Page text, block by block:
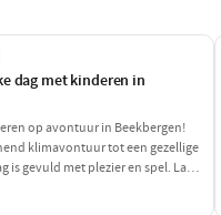
dag met kinderen in
op avontuur in Beekbergen!
klimavontuur tot een gezellige
is gevuld met plezier en spel. Laat